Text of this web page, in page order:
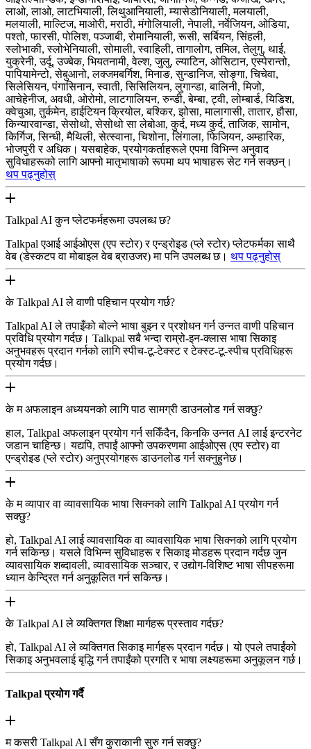
लाओ, लाओ, लाटभियाली, लिथुआनियाली, म्यासेडोनियाली, मलयाली,
मलयाली, माल्टिज, माओरी, मराठी, मंगोलियाली, नेपाली, नर्वेजियन, ओडिया,
पश्तो, फारसी, पोलिश, पञ्जाबी, रोमानियाली, रूसी, सर्बियन, सिंहली,
स्लोभाकी, स्लोभेनियाली, सोमाली, स्वाहिली, तागालोग, तमिल, तेलुगु, थाई,
युक्रेनी, उर्दू, उज्बेक, भियतनामी, वेल्श, जुलु, ल्याटिन, ओसिटान, एस्पेरान्तो,
पापियामेन्टो, सेबुआनो, लक्जमबर्गिश, मिनाङ, सुन्डानिज, सोङ्गा, चिचेवा,
सिलेसियन, पंगासिनान, स्वाती, सिसिलियन, लुगान्डा, बालिनी, मिजो,
आचेहेनीज, अवधी, ओरोमो, लाटगालियन, रुन्डी, बेम्बा, ट्वी, लोम्बार्ड, यिडिश,
क्वेचुआ, तुर्कमेन, हाईटियन क्रियोल, बश्किर, झोसा, मालागासी, तातार, हौसा,
किन्यारवान्डा, सेसोथो, सेसोथो सा लेबोआ, कुर्द, मध्य कुर्द, ताजिक, सामोन,
किर्गिज, सिन्धी, मैथिली, सेत्स्वाना, चिशोना, लिंगाला, फिजियन, अम्हारिक,
भोजपुरी र अधिक। यसबाहेक, प्रयोगकर्ताहरूले एपमा विभिन्न अनुवाद
सुविधाहरूको लागि आफ्नो मातृभाषाको रूपमा थप भाषाहरू सेट गर्न सक्छन्।
थप पढ्नुहोस्
Talkpal AI कुन प्लेटफर्महरूमा उपलब्ध छ?
Talkpal एआई आईओएस (एप स्टोर) र एन्ड्रोइड (प्ले स्टोर) प्लेटफर्मका साथै
वेब (डेस्कटप वा मोबाइल वेब ब्राउजर) मा पनि उपलब्ध छ। थप पढ्नुहोस्
के Talkpal AI ले वाणी पहिचान प्रयोग गर्छ?
Talkpal AI ले तपाइँको बोल्ने भाषा बुझ्न र प्रशोधन गर्न उन्नत वाणी पहिचान
प्रविधि प्रयोग गर्दछ। Talkpal सबै भन्दा राम्रो-इन-क्लास भाषा सिकाइ
अनुभवहरू प्रदान गर्नको लागि स्पीच-टू-टेक्स्ट र टेक्स्ट-टू-स्पीच प्रविधिहरू
प्रयोग गर्दछ।
के म अफलाइन अध्ययनको लागि पाठ सामग्री डाउनलोड गर्न सक्छु?
हाल, Talkpal अफलाइन प्रयोग गर्न सकिँदैन, किनकि उन्नत AI लाई इन्टरनेट
जडान चाहिन्छ। यद्यपि, तपाईं आफ्नो उपकरणमा आईओएस (एप स्टोर) वा
एन्ड्रोइड (प्ले स्टोर) अनुप्रयोगहरू डाउनलोड गर्न सक्नुहुनेछ।
के म व्यापार वा व्यावसायिक भाषा सिक्नको लागि Talkpal AI प्रयोग गर्न
सक्छु?
हो, Talkpal AI लाई व्यावसायिक वा व्यावसायिक भाषा सिक्नको लागि प्रयोग
गर्न सकिन्छ। यसले विभिन्न सुविधाहरू र सिकाइ मोडहरू प्रदान गर्दछ जुन
व्यावसायिक शब्दावली, व्यावसायिक सञ्चार, र उद्योग-विशिष्ट भाषा सीपहरूमा
ध्यान केन्द्रित गर्न अनुकूलित गर्न सकिन्छ।
के Talkpal AI ले व्यक्तिगत शिक्षा मार्गहरू प्रस्ताव गर्दछ?
हो, Talkpal AI ले व्यक्तिगत सिकाइ मार्गहरू प्रदान गर्दछ। यो एपले तपाईंको
सिकाइ अनुभवलाई बृद्धि गर्न तपाईंको प्रगति र भाषा लक्ष्यहरूमा अनुकूलन गर्छ।
Talkpal प्रयोग गर्दै
म कसरी Talkpal AI सँग कुराकानी सुरु गर्न सक्छु?